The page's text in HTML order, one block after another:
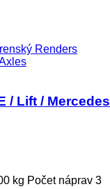
Renders
/ Lift / Mercedes
kg Počet náprav 3